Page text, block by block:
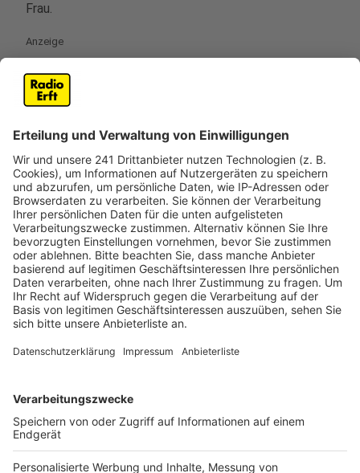
Frau.
Anzeige
Das neue Album von Camila Cabello zum
Anzeige
Anzeige
Die Single "I LUV IT" von Camila Cabello feat.
Playboi Carti
Anzeige
Zustimmung, um den YouTube
Video-Service zu laden!
Wir verwenden einen Service eines